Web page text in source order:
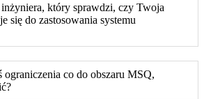
który sprawdzi, czy Twoja
się do zastosowania systemu
ograniczenia co do obszaru MSQ,